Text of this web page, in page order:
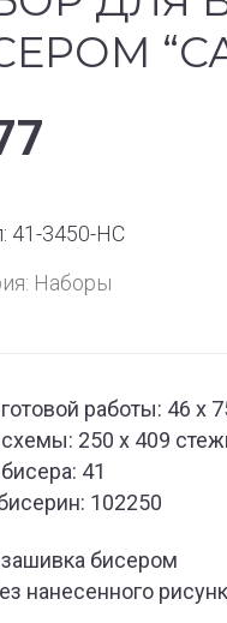
41-3450-НС
Наборы
работы: 46 x
250 x 409
41
102250
бисером
нанесенного